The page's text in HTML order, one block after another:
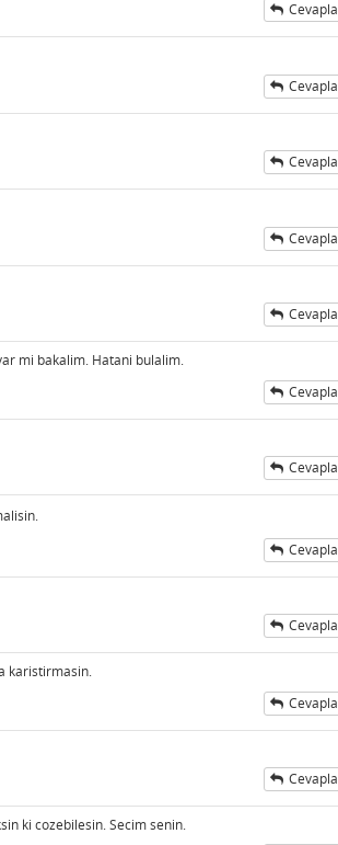
Cevapla
Cevapla
Cevapla
Cevapla
Cevapla
mi bakalim. Hatani bulalim.
Cevapla
Cevapla
Cevapla
Cevapla
karistirmasin.
Cevapla
Cevapla
ki cozebilesin. Secim senin.